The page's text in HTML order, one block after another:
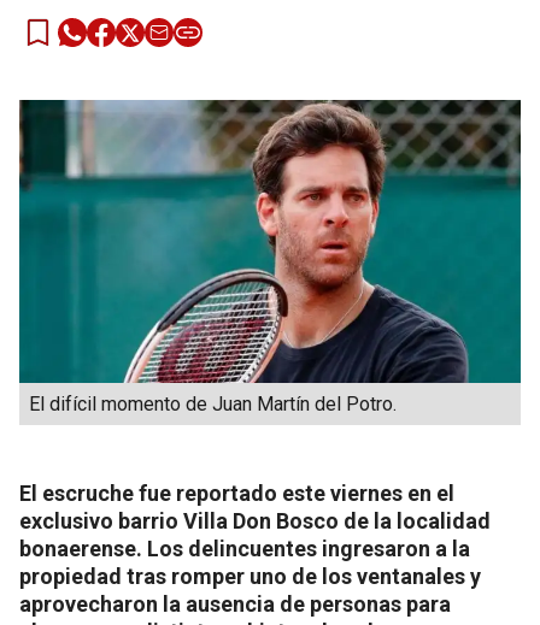
El difícil momento de Juan Martín del Potro.
El escruche fue reportado este viernes en el
exclusivo barrio Villa Don Bosco de la localidad
bonaerense. Los delincuentes ingresaron a la
propiedad tras romper uno de los ventanales y
aprovecharon la ausencia de personas para